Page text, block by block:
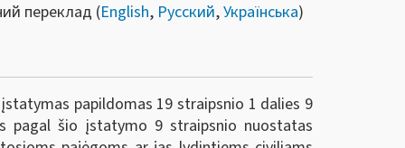
переклад (English, Русский,Українська)
papildomas 19 straipsnio 1 dalies 9
pagal šio įstatymo 9 straipsnio nuostatas